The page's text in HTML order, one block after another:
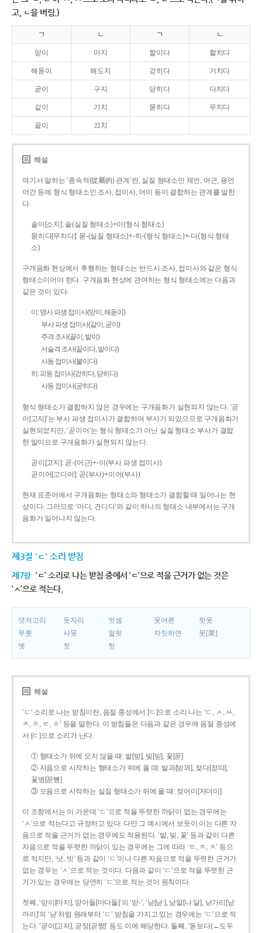
고, ㄴ을 버림.)
ㄱ ㄴ ㄱ ㄴ
맏이 마지 핥이다 할치다
해돋이 해도지 걷히다 거치다
굳이 구지 닫히다 다치다
같이 가치 묻히다 무치다
끝이 끄치
해설
여기서 말하는 ‘종속적(從屬的) 관계’란, 실질 형태소인 체언, 어근, 용언
어간 등에 형식 형태소인 조사, 접미사, 어미 등이 결합하는 관계를 말한
다.
솥이[소치]: 솥(실질 형태소)+이(형식 형태소)
묻히다[무치다]: 묻­-(실질 형태소)+­-히­-(형식 형태소)+-다(형식 형태
소)
구개음화 현상에서 후행하는 형태소는 반드시 조사, 접미사와 같은 형식
형태소이어야 한다. 구개음화 현상에 관여하는 형식 형태소에는 다음과
같은 것이 있다.
이: 명사 파생 접미사(맏이, 해돋이)
부사 파생 접미사(같이, 굳이)
주격 조사(끝이, 밭이)
서술격 조사(끝이다, 밭이다)
사동 접미사(붙이다)
히: 피동 접미사(걷히다, 닫히다)
사동 접미사(굳히다)
형식 형태소가 결합하지 않은 경우에는 구개음화가 실현되지 않는다. ‘곧
이[고지]’는 부사 파생 접미사가 결합하여 부사가 되었으므로 구개음화가
실현되었지만, ‘곧이어’는 형식 형태소가 아닌 실질 형태소 부사가 결합
한 말이므로 구개음화가 실현되지 않는다.
곧이[고지]: 곧-­(어근)+­-이(부사 파생 접미사)
곧이어[고디어]: 곧(부사)+이어(부사)
현재 표준어에서 구개음화는 형태소와 형태소가 결합할 때 일어나는 현
상이다. 그러므로 ‘마디, 견디다’와 같이 하나의 형태소 내부에서는 구개
음화가 일어나지 않는다.
제3절 'ㄷ' 소리 받침
제7항 ‘ㄷ’ 소리로 나는 받침 중에서 ‘ㄷ’으로 적을 근거가 없는 것은
‘ㅅ’으로 적는다.
덧저고리 돗자리 엇셈 웃어른
핫옷
무릇
사뭇 얼핏 자칫하면
뭇[衆]
옛
첫 헛
해설
‘ㄷ’ 소리로 나는 받침이란, 음절 종성에서 [ㄷ]으로 소리 나는 ‘ㄷ, ㅅ, ㅆ,
ㅈ, ㅊ, ㅌ, ㅎ’ 등을 말한다. 이 받침들은 다음과 같은 경우에 음절 종성에
서 [ㄷ]으로 소리가 난다.
① 형태소가 뒤에 오지 않을 때: 밭[받], 빚[빋], 꽃[꼳]
② 자음으로 시작하는 형태소가 뒤에 올 때: 밭과[받꽈], 젖다[젇따],
꽃병[꼳뼝]
③ 모음으로 시작하는 실질 형태소가 뒤에 올 때: 젖어미[저더미]
이 조항에서는 이 가운데 ‘ㄷ’으로 적을 뚜렷한 까닭이 없는 경우에는
‘ㅅ’으로 적는다고 규정하고 있다. 다만 그 예시에서 보듯이 이는 다른 자
음으로 적을 근거가 없는 경우에도 적용된다. ‘밭, 빚, 꽃’ 등과 같이 다른
자음으로 적을 뚜렷한 까닭이 있는 경우에는 그에 따라 ‘ㅌ, ㅈ, ㅊ’ 등으
로 적지만, ‘낫, 빗’ 등과 같이 ‘ㄷ’이나 다른 자음으로 적을 뚜렷한 근거가
없는 경우는 ‘ㅅ’으로 적는 것이다. 다음과 같이 ‘ㄷ’으로 적을 뚜렷한 근
거가 있는 경우에는 당연히 ‘ㄷ’으로 적는 것이 원칙이다.
첫째, ‘맏이[마지], 맏아들[마다들]’의 ‘맏-’, ‘낟[낟ː], 낟알[나ː달], 낟가리[낟ː
까리]’의 ‘낟’처럼 원래부터 ‘ㄷ’ 받침을 가지고 있는 경우에는 ‘ㄷ’으로 적
는다. ‘곧이[고지], 곧장[곧짱]’ 등도 이에 해당한다. 둘째, ‘돋보다(←도두